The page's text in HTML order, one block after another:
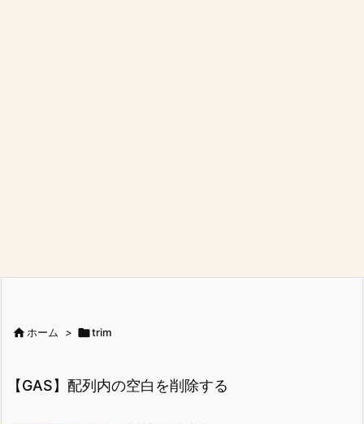
ホーム > trim
【GAS】配列内の空白を削除する